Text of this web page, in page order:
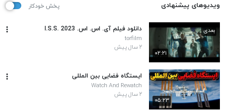
ویدیوهای پیشنهادی پخش خودکار
۰۲:۲۱
بعدی دانلود فیلم آی. اس. اس. I.S.S. 2023
torfilm
۲ سال پیش
۰۵:۲۳
ایستگاه فضایی بین المللی
Watch And Rewatch
۲ سال پیش